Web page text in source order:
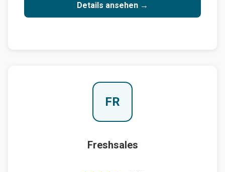
Details ansehen →
FR
Freshsales